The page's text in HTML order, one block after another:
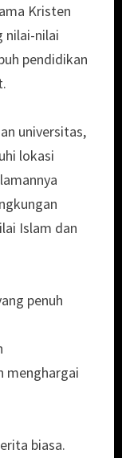
Kristen
nilai-nilai
pendidikan
universitas,
lokasi
Islam dan
penuh
menghargai
biasa.